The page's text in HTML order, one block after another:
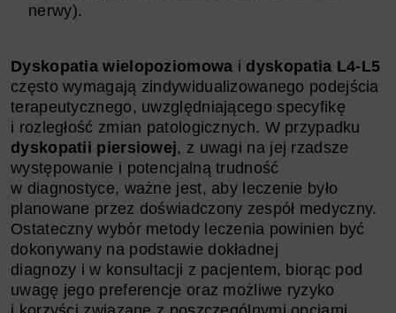
nerwy).
Dyskopatia wielopoziomowa i dyskopatia L4-L5
często wymagają zindywidualizowanego podejścia
terapeutycznego, uwzględniającego specyfikę
i rozległość zmian patologicznych. W przypadku
dyskopatii piersiowej, z uwagi na jej rzadsze
występowanie i potencjalną trudność
w diagnostyce, ważne jest, aby leczenie było
planowane przez doświadczony zespół medyczny.
Ostateczny wybór metody leczenia powinien być
dokonywany na podstawie dokładnej
diagnozy i w konsultacji z pacjentem, biorąc pod
uwagę jego preferencje oraz możliwe ryzyko